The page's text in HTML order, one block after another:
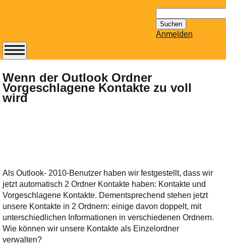
nach:
Anmelden
Wenn der Outlook Ordner
Vorgeschlagene Kontakte zu voll
wird
Als Outlook- 2010-Benutzer haben wir festgestellt, dass wir
jetzt automatisch 2 Ordner Kontakte haben: Kontakte und
Vorgeschlagene Kontakte. Dementsprechend stehen jetzt
unsere Kontakte in 2 Ordnern: einige davon doppelt, mit
unterschiedlichen Informationen in verschiedenen Ordnern.
Wie können wir unsere Kontakte als Einzelordner
verwalten?
Abonnieren Sie den
14-tägig
erscheinenden
Newsletter von
bereithält!
Wie z.B. Outlook,
GMail, Thunderbird
oder auch
KuNoMail, usw.
Ihre E-Mail
Adresse: